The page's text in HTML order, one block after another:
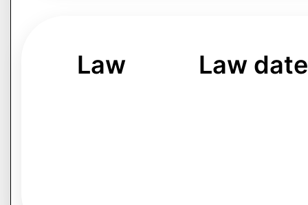
Law Law date